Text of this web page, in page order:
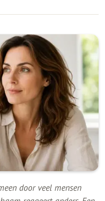
door veel mensen